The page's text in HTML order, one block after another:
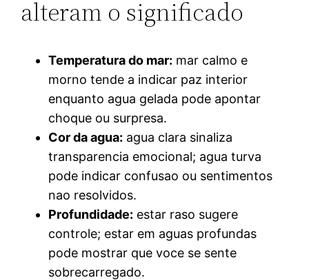
alteram o significado
Temperatura do mar: mar calmo e
morno tende a indicar paz interior
enquanto agua gelada pode apontar
choque ou surpresa.
Cor da agua: agua clara sinaliza
transparencia emocional; agua turva
pode indicar confusao ou sentimentos
nao resolvidos.
Profundidade: estar raso sugere
controle; estar em aguas profundas
pode mostrar que voce se sente
sobrecarregado.